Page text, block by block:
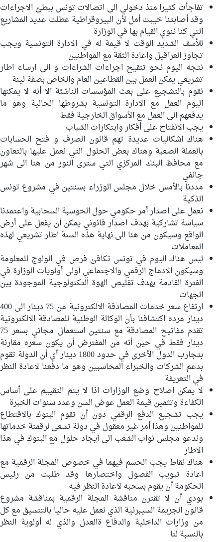
تفاجأت كثيرا منذ دخولي الى اتصالات تونس ببطئ الاجراءات
وقد أصابتنا خيبت أمل لأن البيروقراطية عطلت عديد المشاريع
التي كنا ننوي القيام بها في الوزارة
للأسف الشديد الوقت لا قيمة له في الادارة التونسية ويجب
تجاوز العراقيل واعادة الثقة مع المواطنين
نتجه اليوم نحو تنقيح اجراءات الشراءات و الى ارساء اطار
تشريعي يمكن العمل بين القطاعين العام والخاص بصفة لينة
نقوم بالتشجيع على بعث المؤسسات الناشئة الا أنه لا يمكنها
اليوم العمل مع الادارة التونسية بشروطها الحالية وهو ما
يدفعهم الى العمل مع الأسواق الخارجية فقط
يجب الانفتاح على أفكار وابتكارات الشباب
هناك اشكاليات عديدة تهم قانون الصرف و فتح الحسابات
بالعملة الصعبة وهناك بعض الحلول التي نعمل عليها بالتعاون
مع محافظ البنك المركزي التي سترى النور من هنا الى شهر
جانفي
مددنا بالأمس خلال مجلس الوزراء بسنتين في مشروع تونس
الذكية
نعمل على اصدار أمر حكومي حول الحوسبة السحابية واعتمدنا
سياسة تشاركية بهدف اصدار قانوني يمكن أن يفعل على أرض
الواقع وسيكون من هنا الى نهاية هذه السنة اطار تشريعي لهذه
المعاملات
ليس هناك اليوم في تونس تكافئ فرص في الولوج للمعلومة
وسيكون الادماج الرقمي والاجتماعي أولى أولويات الوزارة في
الفترة القادمة بهدف تقليص الهوة التكنولوجية الموجودة بين
الجهات
ارتفاع سعر خدمات المصادقة الالكترونية من 75 دينار الى 400
دينار مرده اكتشافنا بأن الوكالة الوطنية للمصادقة الالكترونية
تقدم مفاتيح المصادقة مع سنتين استعمال مجاني بسعر 75
دينار فقط في حين أنه من المفترض أن يكون سعره مقارنة
بتجارب الدول الأخرى في حدود 1800 دينار أي أن الدولة تقوم
بدعم الشركات والخبراء المحاسبين وهو ما دفعنا لاعادة النظر
في التعريفة
لا يمكن اصلاح وضع الوزارات اذا لا يتم التقييم على أساس
الكفاءة وتثمين قيمة العمل عوض السن وعدد سنوات الخبرة
يجب تشجيع الدفع الرقمي دون أن تقوم البنوك بالاقتطاع
للمواطنين وهذا أمر غير معقول في دولة تسعى لرقمنة خدماتها
وندعو مجلس نواب الشعب الى ايجاد حلول مع البنوك في هذا
الاطار
هناك نقاط يجب الحسم فيهما في خصوص المجلة الرقمية مع
اعادة تبويب الفصول واختصارها وقد طلبت من رئيس
الحكومة أن يقوم بسحبه لاعادة النظر فيه
بودي أن لا تقترن مناقشة المجلة الرقمية بمناقشة مشروع
قانون الجريمة السيبرنية الذي نعمل عليه حاليا بالتنسيق مع كل
من وزارات الداخلية والدفاع ةالعدل والذي له أولوية النظر
بالنسبة لنا